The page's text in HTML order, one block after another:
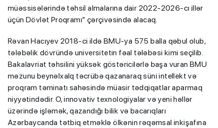
müəssisələrində təhsil almalarına dair 2022-2026-cı illər
üçün Dövlət Proqramı” çərçivəsində alacaq.
Rəvan Hacıyev 2018-ci ildə BMU-ya 575 balla qəbul olub,
tələbəlik dövründə universitetin fəal tələbəsi kimi seçilib.
Bakalavriat təhsilini yüksək göstəricilərlə başa vuran BMU
məzunu beynəlxalq təcrübə qazanaraq süni intellekt və
proqram təminatı sahəsində müasir tədqiqatlar aparmaq
niyyətindədir. O, innovativ texnologiyalar və yeni həllər
üzərində işləmək, qazandığı bilik və bacarıqları
Azərbaycanda tətbiq etməklə ölkənin rəqəmsal inkişafına